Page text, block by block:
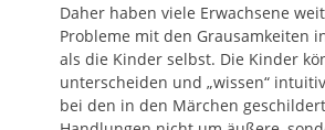
Daher haben viele Erwachsene
Probleme mit den Grausamkeiten
als die Kinder selbst. Die Kinder
unterscheiden und „wissen“
bei den in den Märchen